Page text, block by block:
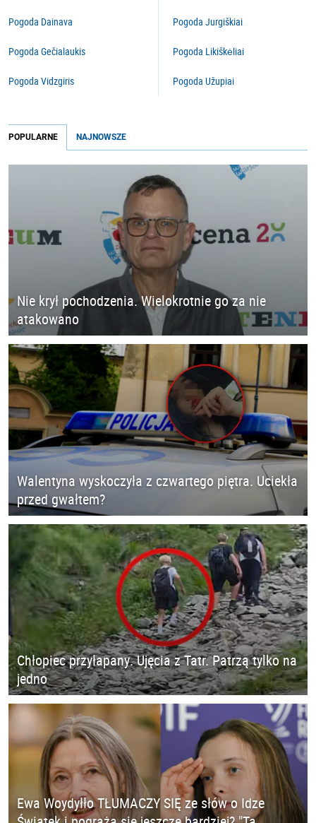
Pogoda Dainava
Pogoda Gečialaukis
Pogoda Vidzgiris
Pogoda Jurgiškiai
Pogoda Likiškėliai
Pogoda Užupiai
POPULARNE NAJNOWSZE
Nie krył pochodzenia. Wielokrotnie go za nie
atakowano
Walentyna wyskoczyła z czwartego piętra. Uciekła
przed gwałtem?
Chłopiec przyłapany. Ujęcia z Tatr. Patrzą tylko na
jedno
Ewa Woydyłło TŁUMACZY SIĘ ze słów o Idze